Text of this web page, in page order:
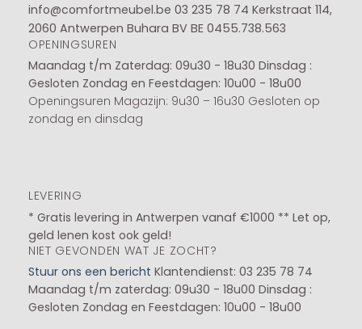
info@comfortmeubel.be 03 235 78 74 Kerkstraat 114,
2060 Antwerpen Buhara BV BE 0455.738.563
OPENINGSUREN
Maandag t/m Zaterdag: 09u30 - 18u30 Dinsdag :
Gesloten Zondag en Feestdagen: 10u00 - 18u00
Openingsuren Magazijn: 9u30 – 16u30 Gesloten op
zondag en dinsdag
LEVERING
* Gratis levering in Antwerpen vanaf €1000 ** Let op,
geld lenen kost ook geld!
NIET GEVONDEN WAT JE ZOCHT?
Stuur ons een bericht Klantendienst: 03 235 78 74
Maandag t/m zaterdag: 09u30 - 18u00 Dinsdag :
Gesloten Zondag en Feestdagen: 10u00 - 18u00